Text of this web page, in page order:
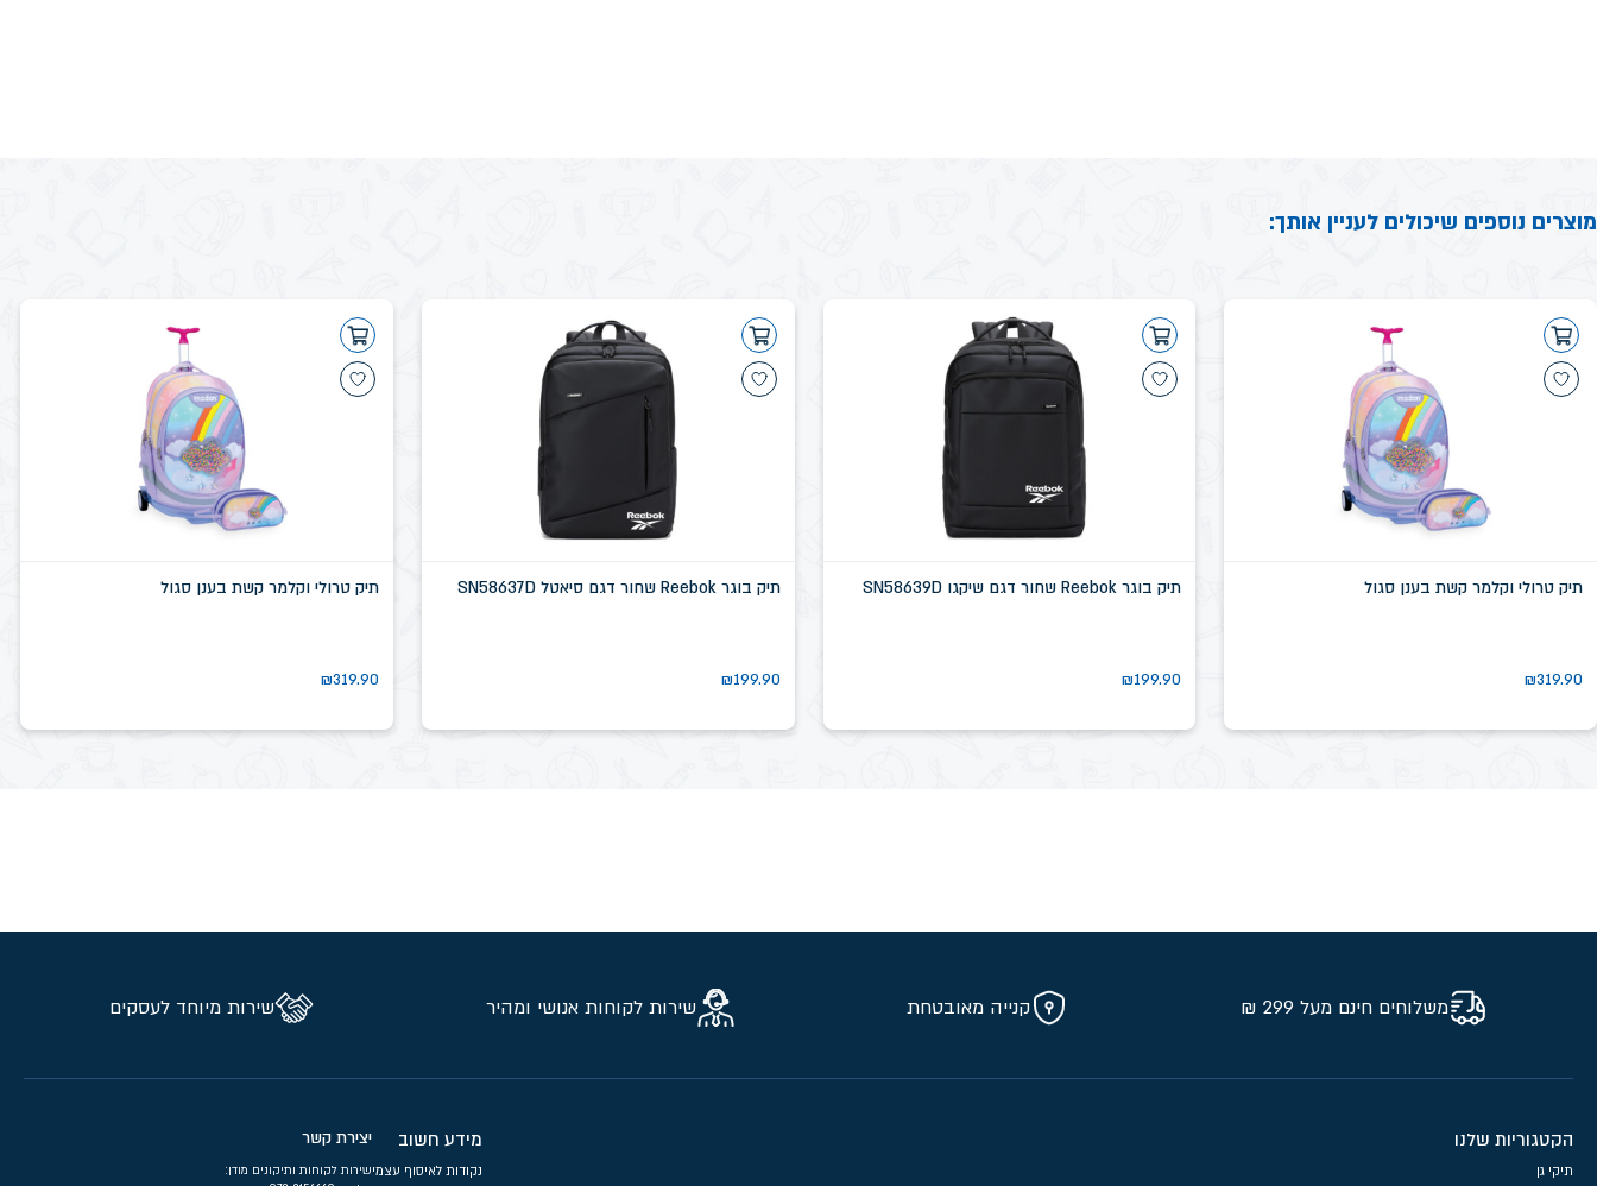
מוצרים נוספים שיכולים לעניין אותך:
תיק טרולי וקלמר קשת בענן סגול
₪319.90
תיק בוגר Reebok שחור דגם שיקגו SN58639D
₪199.90
תיק בוגר Reebok שחור דגם סיאטל SN58637D
₪199.90
תיק טרולי וקלמר קשת בענן סגול
₪319.90
משלוחים חינם מעל 299 ₪ קנייה מאובטחת שירות לקוחות אנושי ומהיר שירות מיוחד לעסקים
הקטגוריות שלנו
תיקי גן
מידע חשוב
נקודות לאיסוף עצמי
יצירת קשר
שירות לקוחות ותיקונים מודן: